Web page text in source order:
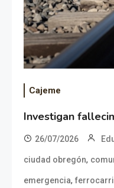
Cajeme
Investigan
26/07/2026
ciudad obregón,
emergencia, ferrocarril